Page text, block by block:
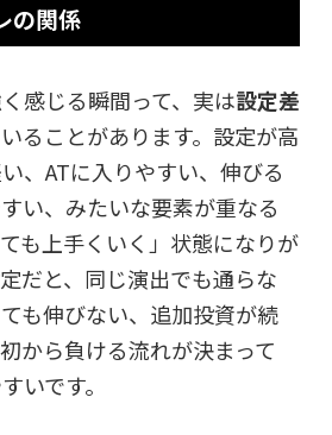
の関係
感じる瞬間って、実は設定差
ることがあります。設定が高
、ATに入りやすい、伸びる
い、みたいな要素が重なる
も上手くいく」状態になりが
だと、同じ演出でも通らな
も伸びない、追加投資が続
から負ける流れが決まって
いです。